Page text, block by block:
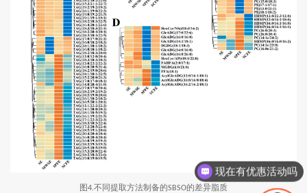
图4.不同提取方法制备的SBSO的差异脂质
现在有优惠活动吗